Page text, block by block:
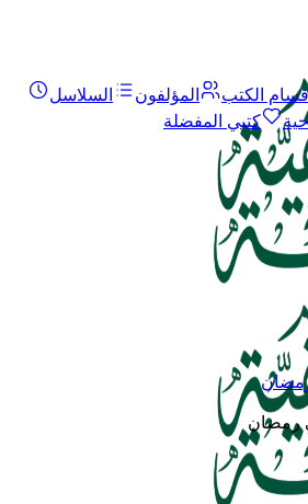
الكتب المؤلفون
السلاسل
كتبي المفضلة
رمضان